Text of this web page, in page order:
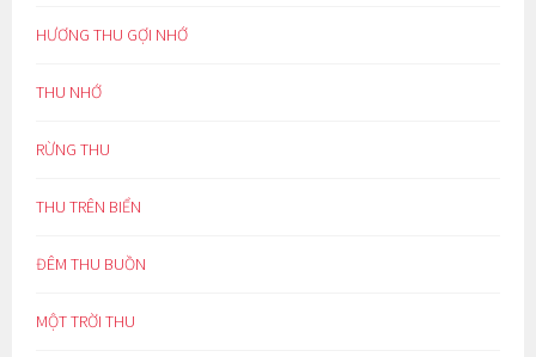
HƯƠNG THU GỢI NHỚ
THU NHỚ
RỪNG THU
THU TRÊN BIỂN
ĐÊM THU BUỒN
MỘT TRỜI THU